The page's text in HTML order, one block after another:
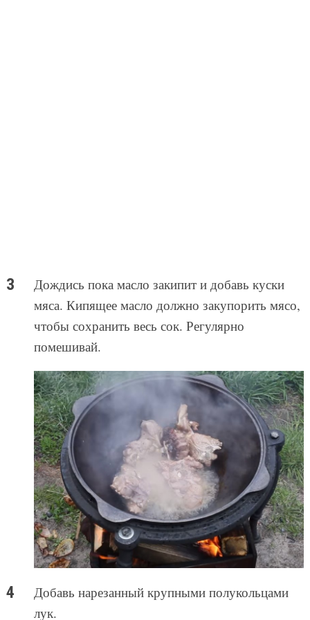
Дождись пока масло закипит и добавь куски
мяса. Кипящее масло должно закупорить мясо,
чтобы сохранить весь сок. Регулярно
помешивай.
Добавь нарезанный крупными полукольцами
лук.